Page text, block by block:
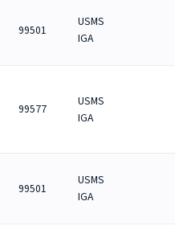
99501
USMS
IGA
99577
USMS
IGA
99501
USMS
IGA